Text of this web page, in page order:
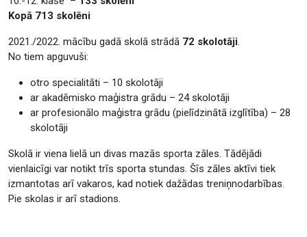
Kopā 713 skolēni
2021./2022. mācību gadā skolā strādā 72 skolotāji.
No tiem apguvuši:
otro specialitāti – 10 skolotāji
ar akadēmisko maģistra grādu – 24 skolotāji
ar profesionālo maģistra grādu (pielīdzinātā izglītība) – 28
skolotāji
Skolā ir viena lielā un divas mazās sporta zāles. Tādējādi
vienlaicīgi var notikt trīs sporta stundas. Šīs zāles aktīvi tiek
izmantotas arī vakaros, kad notiek dažādas treniņnodarbības.
Pie skolas ir arī stadions.